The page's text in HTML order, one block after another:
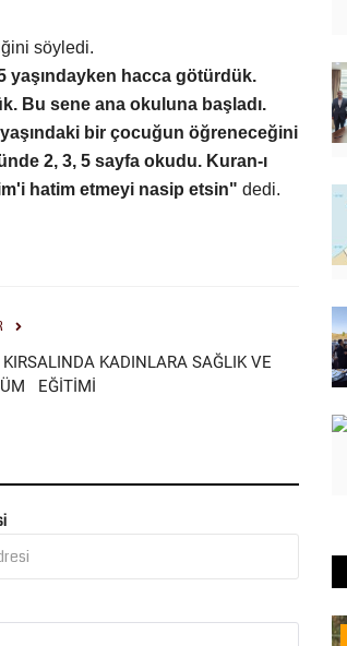
söyledi.
yaşındayken hacca götürdük.
Bu sene ana okuluna başladı.
bir çocuğun öğreneceğini
2, 3, 5 sayfa okudu. Kuran-ı
hatim etmeyi nasip etsin" dedi.
KIRSALINDA KADINLARA SAĞLIK VE
EĞİTİMİ